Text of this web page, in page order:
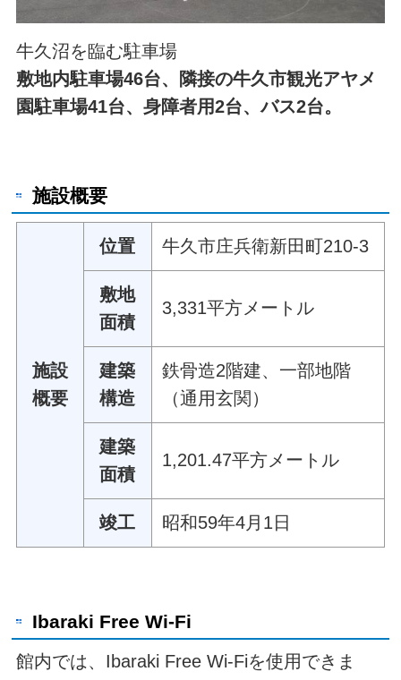
牛久沼を臨む駐車場
敷地内駐車場46台、隣接の牛久市観光アヤメ
園駐車場41台、身障者用2台、バス2台。
施設概要
施設
概要
位置 牛久市庄兵衛新田町210-3
敷地
面積
3,331平方メートル
建築
構造
鉄骨造2階建、一部地階
（通用玄関）
建築
面積
1,201.47平方メートル
竣工 昭和59年4月1日
Ibaraki Free Wi-Fi
館内では、Ibaraki Free Wi-Fiを使用できま